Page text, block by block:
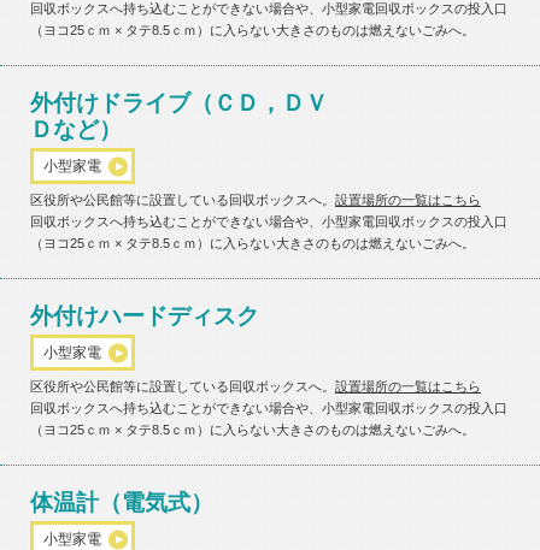
回収ボックスへ持ち込むことができない場合や、小型家電回収ボックスの投入口
（ヨコ25ｃｍ × タテ8.5ｃｍ）に入らない大きさのものは燃えないごみへ。
外付けドライブ（ＣＤ，ＤＶ
Ｄなど）
小型家電
区役所や公民館等に設置している回収ボックスへ。 設置場所の一覧はこちら
回収ボックスへ持ち込むことができない場合や、小型家電回収ボックスの投入口
（ヨコ25ｃｍ × タテ8.5ｃｍ）に入らない大きさのものは燃えないごみへ。
外付けハードディスク
小型家電
区役所や公民館等に設置している回収ボックスへ。 設置場所の一覧はこちら
回収ボックスへ持ち込むことができない場合や、小型家電回収ボックスの投入口
（ヨコ25ｃｍ × タテ8.5ｃｍ）に入らない大きさのものは燃えないごみへ。
体温計（電気式）
小型家電